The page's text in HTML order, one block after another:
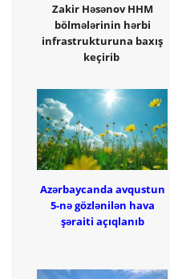
Zakir Həsənov HHM
bölmələrinin hərbi
infrastrukturuna baxış
keçirib
Azərbaycanda avqustun
5-nə gözlənilən hava
şəraiti açıqlanıb